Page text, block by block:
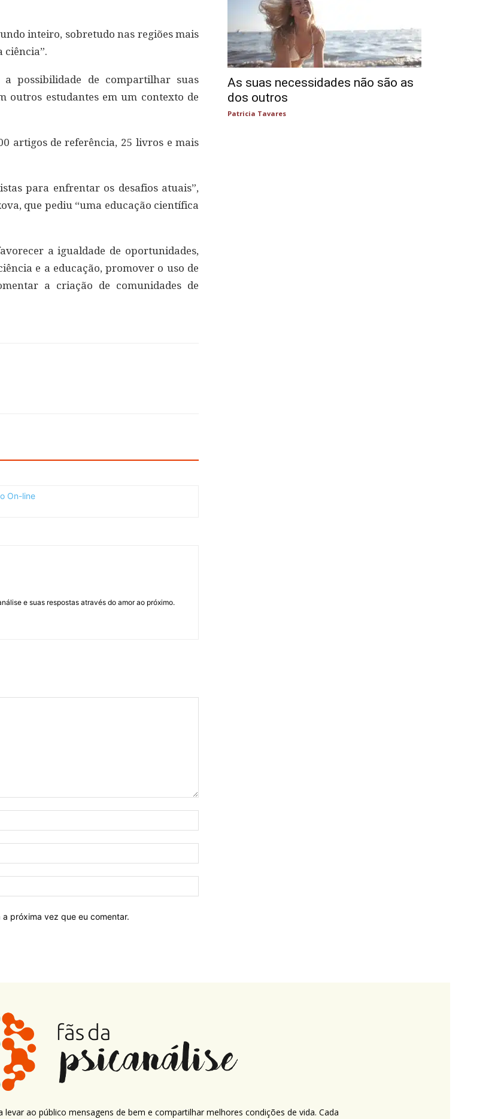
inteiro, sobretudo nas regiões mais
ciência”.
a possibilidade de compartilhar suas
outros estudantes em um contexto de
artigos de referência, 25 livros e mais
para enfrentar os desafios atuais”,
que pediu “uma educação científica
a igualdade de oportunidades,
e a educação, promover o uso de
a criação de comunidades de
e suas respostas através do amor ao próximo.
próxima vez que eu comentar.
As suas necessidades não são as
dos outros
Patricia Tavares
levar ao público mensagens de bem e compartilhar melhores condições de vida. Cada